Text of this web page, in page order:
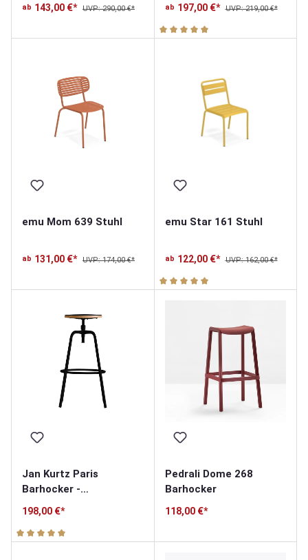
ab 143,00 €* UVP: 290,00 €* ab 197,00 €* UVP: 219,00 €*
Durchschnittliche Bewertung
emu Mom 639 Stuhl
ab 131,00 €* UVP: 174,00 €*
emu Star 161 Stuhl
ab 122,00 €* UVP: 162,00 €*
Durchschnittliche Bewertung
Jan Kurtz Paris
Barhocker -
198,00 €*
Durchschnittliche Bewertung von 5 von 5 Sternen
Pedrali Dome 268
Barhocker
118,00 €*